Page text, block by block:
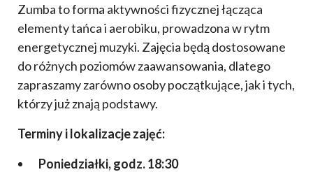
Zumba to forma aktywności fizycznej łącząca
elementy tańca i aerobiku, prowadzona w rytm
energetycznej muzyki. Zajęcia będą dostosowane
do różnych poziomów zaawansowania, dlatego
zapraszamy zarówno osoby początkujące, jak i tych,
którzy już znają podstawy.
Terminy i lokalizacje zajęć:
Poniedziałki, godz. 18:30